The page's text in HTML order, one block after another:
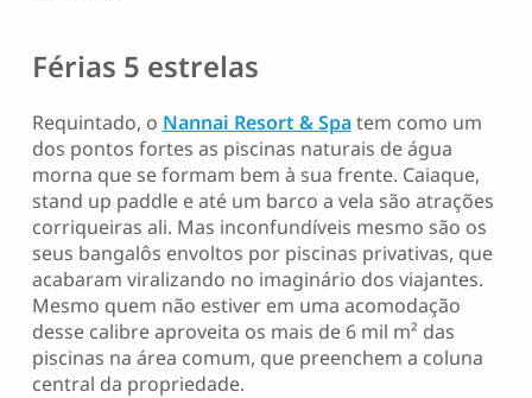
Férias 5 estrelas
Requintado, o Nannai Resort & Spatem como um
dos pontos fortes as piscinas naturais de água
morna que se formam bem à sua frente. Caiaque,
stand up paddle e até um barco a vela são atrações
corriqueiras ali. Mas inconfundíveis mesmo são os
seus bangalôs envoltos por piscinas privativas, que
acabaram viralizando no imaginário dos viajantes.
Mesmo quem não estiver em uma acomodação
desse calibre aproveita os mais de 6 mil m² das
piscinas na área comum, que preenchem a coluna
central da propriedade.